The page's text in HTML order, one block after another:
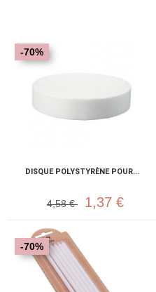
DISQUE POLYSTYRÈNE POUR...
-70%
4,58 € 1,37 €
-70%